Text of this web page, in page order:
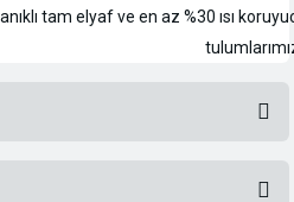
tam elyaf ve en az %30 ısı